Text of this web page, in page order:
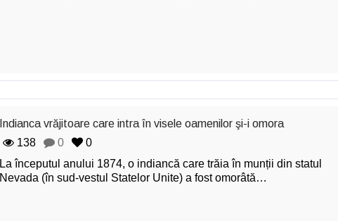
Indianca vrăjitoare care intra în visele oamenilor şi-i omora
138
0
0
La începutul anului 1874, o indiancă care trăia în munții din statul
Nevada (în sud-vestul Statelor Unite) a fost omorâtă…